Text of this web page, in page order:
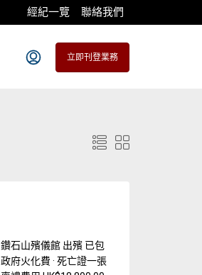
經紀一覽 聯絡我們
立即刊登業務
鑽石山殯儀館 出殯 已包
政府火化費 · 死亡證一張